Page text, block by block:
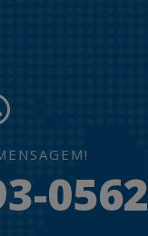
0562